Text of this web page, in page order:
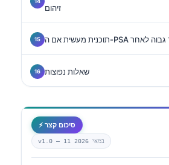
זיהום
שאלות נפוצות
⚡ סיכום קצר
v1.0 — 11 במאי 2026